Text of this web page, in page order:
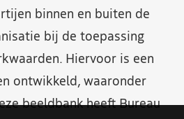
binnen en buiten de
bij de toepassing
Hiervoor is een
ontwikkeld, waaronder
beeldbank heeft Bureau